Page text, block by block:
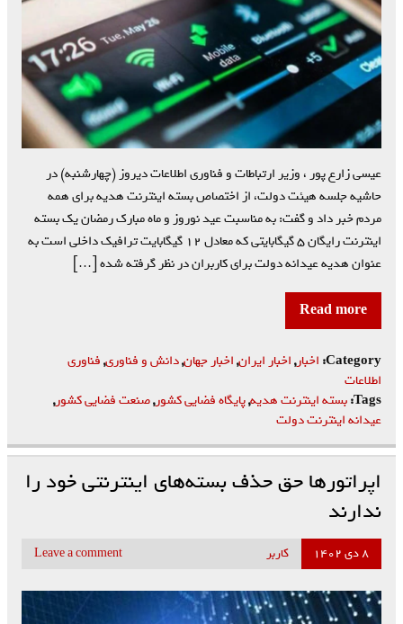
عیسی زارع پور ، وزیر ارتباطات و فناوری اطلاعات دیروز (چهارشنبه) در
حاشیه جلسه هیئت دولت، از اختصاص بسته اینترنت هدیه برای همه
مردم خبر داد و گفت: به مناسبت عید نوروز و ماه مبارک رمضان یک بسته
اینترنت رایگان ۵ گیگابایتی که معادل ۱۲ گیگابایت ترافیک داخلی است به
عنوان هدیه عیدانه دولت برای کاربران در نظر گرفته شده […]
Read more
Category: اخبار,اخبار ایران,اخبار جهان,دانش و فناوری,فناوری
اطلاعات
Tags: بسته اینترنت هدیه,پایگاه فضایی کشور,صنعت فضایی کشور,
عیدانه اینترنت دولت
اپراتور‌ها حق حذف بسته‌های اینترنتی خود را
ندارند
۸ دی ۱۴۰۲ کاربر Leave a comment